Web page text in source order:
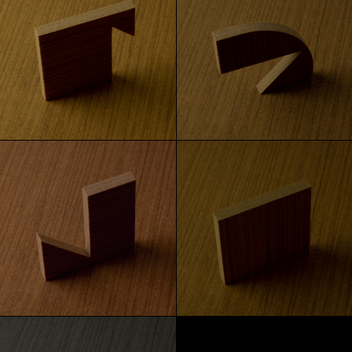
Goldene Eiche